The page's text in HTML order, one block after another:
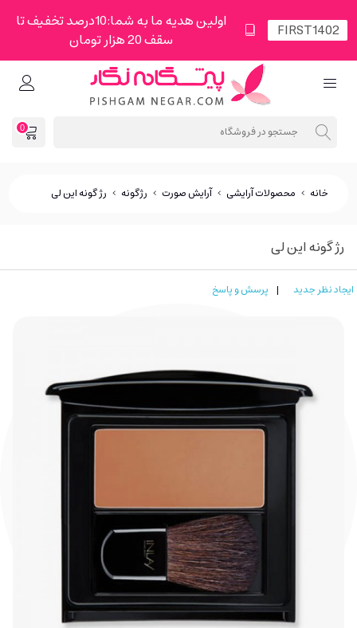
اولین هدیه ما به شما:10درصد تخفیف تا
سقف 20 هزار تومان
0
خانه > محصولات آرایشی > آرایش صورت > رژگونه > رژ گونه این لی
رژ گونه این لی
ایجاد نظر جدید | پرسش و پاسخ